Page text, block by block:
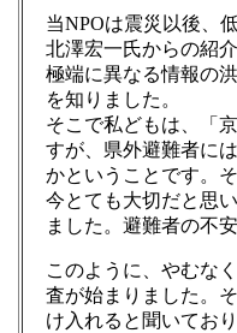
当NPOは震災以後、
北澤宏一氏からの紹
極端に異なる情報の
を知りました。
そこで私どもは、「
すが、県外避難者に
かということです。
今とても大切だと思
ました。避難者の不
このように、やむな
査が始まりました。
け入れると聞いており